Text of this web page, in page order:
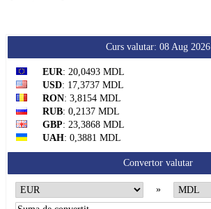
Curs valutar: 08 Aug 2026
EUR: 20,0493 MDL
USD: 17,3737 MDL
RON: 3,8154 MDL
RUB: 0,2137 MDL
GBP: 23,3868 MDL
UAH: 0,3881 MDL
Convertor valutar
»